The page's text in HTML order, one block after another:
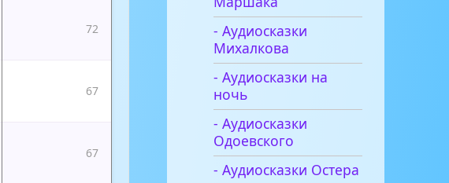
72
67
67
- Аудиосказки
Михалкова
- Аудиосказки на
ночь
- Аудиосказки
Одоевского
- Аудиосказки Остера